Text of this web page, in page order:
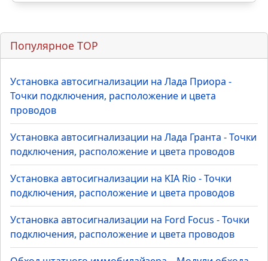
расположение и цвета проводов
Hyundai Solaris - Точки подключения,
расположение и цвета проводов
+78
Установка автосигнализации на KIA
расположение и цвета проводов
Renault Duster - Точки подключения,
расположение и цвета проводов
+68